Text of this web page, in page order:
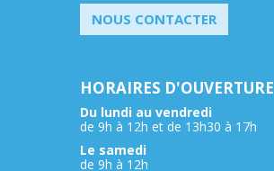
NOUS CONTACTER
HORAIRES D'OUVERTURE
Du lundi au vendredi
de 9h à 12h et de 13h30 à 17h
Le samedi
de 9h à 12h